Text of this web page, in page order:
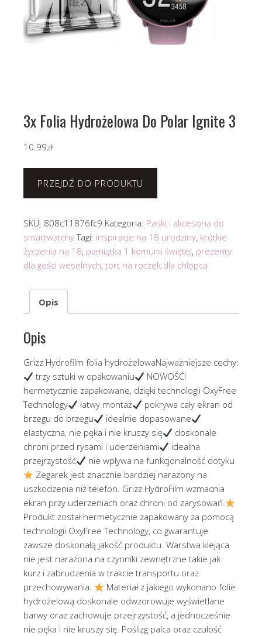
3x Folia Hydrożelowa Do Polar Ignite 3
10.99zł
PRZEJDŹ DO PRODUKTU
SKU: 808c11876fc9 Kategoria: Paski i akcesoria do
smartwatchy Tagi: inspiracje na 18 urodziny, krótkie
życzenia na 18, pamiątka 1 komunii świętej, prezenty
dla gości weselnych, tort na roczek dla chłopca
Opis
Opis
Grizz Hydrofilm folia hydrożelowaNajważniejsze cechy:
trzy sztuki w opakowaniu
NOWOŚĆ!
hermetycznie zapakowane, dzięki technologii OxyFree
Technology
łatwy montaż
pokrywa cały ekran od
brzegu do brzegu
idealnie dopasowane
elastyczna, nie pęka i nie kruszy się
doskonale
chroni przed rysami i uderzeniami
idealna
przejrzystość
nie wpływa na funkcjonalność dotyku
Zegarek jest znacznie bardziej narażony na
uszkodzenia niż telefon. Grizz HydroFilm wzmacnia
ekran przy uderzeniach oraz chroni od zarysowań.
Produkt został hermetycznie zapakowany za pomocą
technologii OxyFree Technology, co gwarantuje
zawsze doskonałą jakość produktu. Warstwa klejąca
nie jest narażona na czynniki zewnętrzne takie jak
kurz i zabrudzenia w trakcie transportu oraz
przechowywania.
Materiał z jakiego wykonano folie
hydrożelową doskonale odwzorowuje wyświetlane
barwy oraz zachowuje przejrzystość, a jednocześnie
nie pęka i nie kruszy się. Poślizg palca oraz czułość